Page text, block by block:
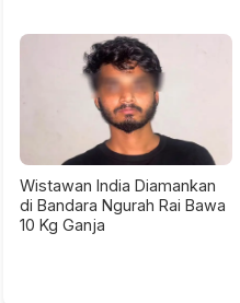
Wistawan India Diamankan
di Bandara Ngurah Rai Bawa
10 Kg Ganja